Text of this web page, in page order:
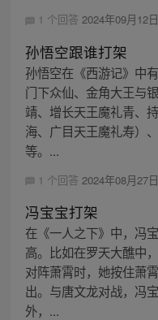
1 个回答 2024年09月12
孙悟空跟谁打架
孙悟空在《西游记》中
门下众仙、金角大王与
靖、增长天王魔礼青、
海、广目天王魔礼寿）
等。...
1 个回答 2024年08月27
冯宝宝打架
在《一人之下》中，冯
高。比如在罗天大醮中
对阵萧霄时，她按住萧
出。与唐文龙对战，冯
外，...